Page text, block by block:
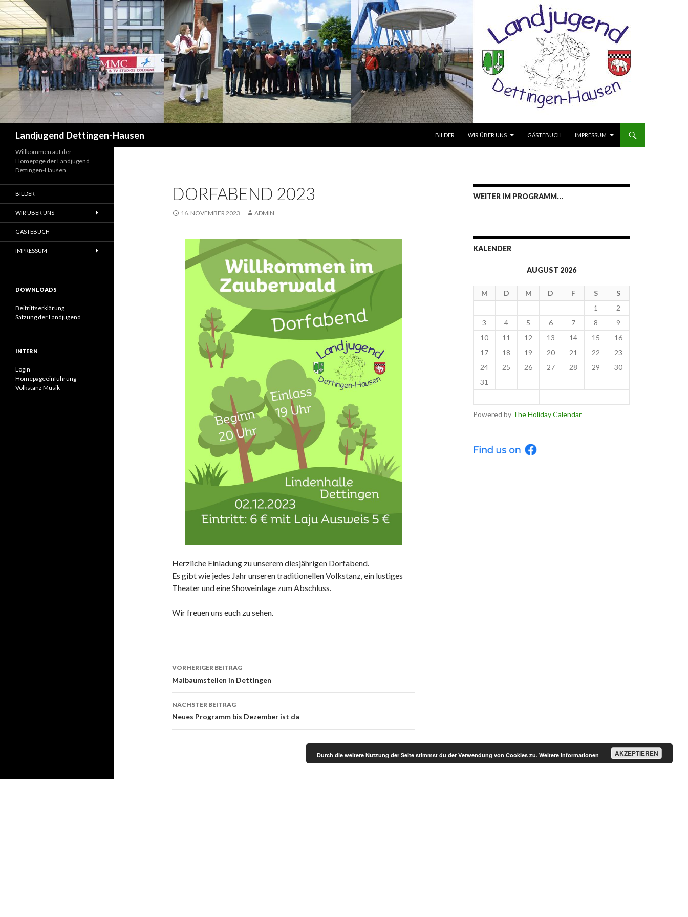
Landjugend Dettingen-Hausen
BILDER
WIR ÜBER UNS GÄSTEBUCH IMPRESSUM
DORFABEND 2023
16. NOVEMBER 2023 ADMIN
Herzliche Einladung zu unserem diesjährigen Dorfabend.
Es gibt wie jedes Jahr unseren traditionellen Volkstanz, ein lustiges
Theater und eine Showeinlage zum Abschluss.
Wir freuen uns euch zu sehen.
Beitrags-
Navigation
VORHERIGER BEITRAG
Maibaumstellen in Dettingen
NÄCHSTER BEITRAG
Neues Programm bis Dezember ist da
WEITER IM PROGRAMM…
KALENDER
AUGUST 2026
M D M D F S
S
1
2
3
4 5 6 7 8
9
10
11 12 13 14 15
16
17
18 19 20 21 22
23
24
25 26 27 28 29
30
31
Powered by The Holiday Calendar
Willkommen auf der
Homepage der Landjugend
Dettingen-Hausen
BILDER
WIR ÜBER UNS
GÄSTEBUCH
IMPRESSUM
DOWNLOADS
Beitrittserklärung
Satzung der Landjugend
INTERN
Login
Homepageeinführung
Volkstanz Musik
Durch die weitere Nutzung der Seite stimmst du der Verwendung von Cookies zu. Weitere Informationen AKZEPTIEREN